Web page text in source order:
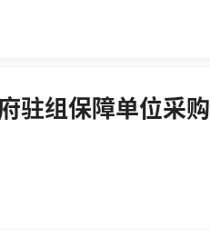
组保障单位采